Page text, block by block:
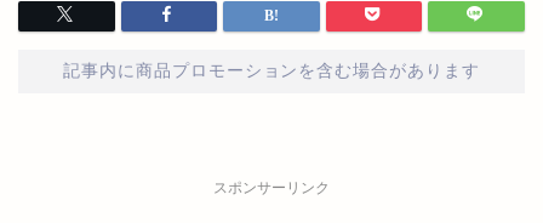
記事内に商品プロモーションを含む場合があります
スポンサーリンク